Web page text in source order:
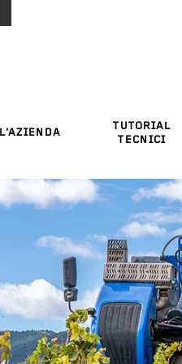
L’AZIENDA
TUTORIAL
TECNICI